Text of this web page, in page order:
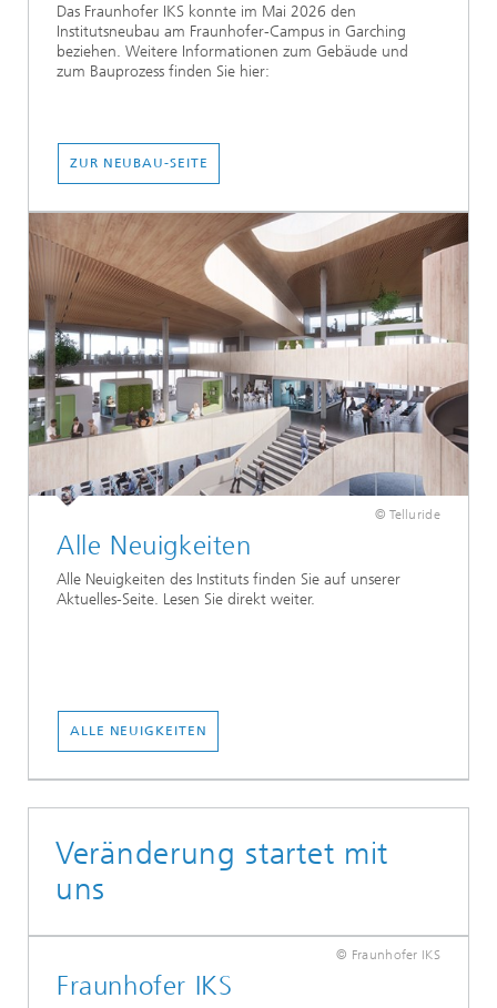
Das Fraunhofer IKS konnte im Mai 2026 den
Institutsneubau am Fraunhofer-Campus in Garching
beziehen. Weitere Informationen zum Gebäude und
zum Bauprozess finden Sie hier:
ZUR NEUBAU-SEITE
© Telluride
Alle Neuigkeiten
Alle Neuigkeiten des Instituts finden Sie auf unserer
Aktuelles-Seite. Lesen Sie direkt weiter.
ALLE NEUIGKEITEN
Veränderung startet mit
uns
© Fraunhofer IKS
Fraunhofer IKS